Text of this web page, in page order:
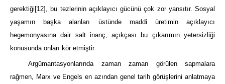
gerektiği[12] , bu tezlerinin açıklayıcı gücünü çok zor yansıtır. Sosyal
yaşamın başka alanları üstünde maddi üretimin açıklayıcı
hegemonyasına dair salt inanç, açıkçası bu çıkarımın yetersizliği
konusunda onları kör etmiştir.
Argümantasyonlarında zaman zaman görülen sapmalara
rağmen, Marx ve Engels en azından genel tarih görüşlerini anlatmaya